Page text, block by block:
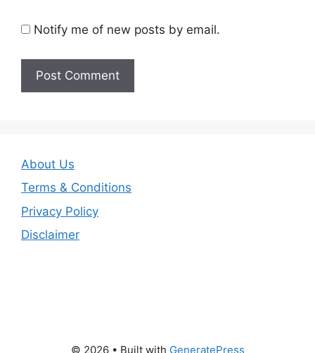
Notify me of new posts by email.
About Us
Terms & Conditions
Privacy Policy
Disclaimer
© 2026 • Built with GeneratePress